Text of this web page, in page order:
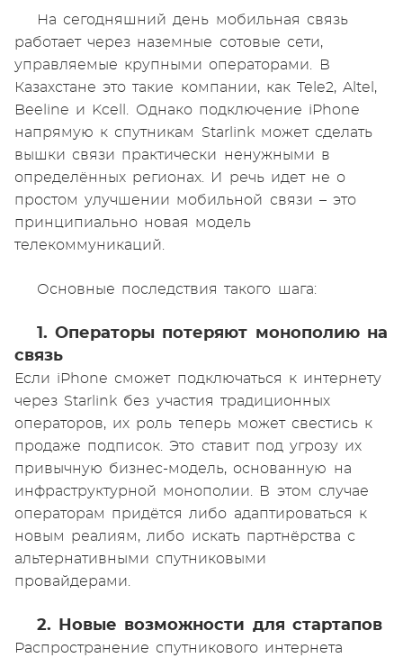
На сегодняшний день мобильная связь
работает через наземные сотовые сети,
управляемые крупными операторами. В
Казахстане это такие компании, как Tele2, Altel,
Beeline и Kcell. Однако подключение iPhone
напрямую к спутникам Starlink может сделать
вышки связи практически ненужными в
определённых регионах. И речь идет не о
простом улучшении мобильной связи – это
принципиально новая модель
телекоммуникаций.
Основные последствия такого шага:
1. Операторы потеряют монополию на
связь
Если iPhone сможет подключаться к интернету
через Starlink без участия традиционных
операторов, их роль теперь может свестись к
продаже подписок. Это ставит под угрозу их
привычную бизнес-модель, основанную на
инфраструктурной монополии. В этом случае
операторам придётся либо адаптироваться к
новым реалиям, либо искать партнёрства с
альтернативными спутниковыми
провайдерами.
2. Новые возможности для стартапов
Распространение спутникового интернета